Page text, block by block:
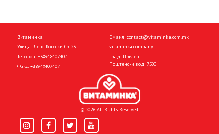
Витаминка
Улица: Леце Котески бр. 23
Телефон: +38948407407
Факс: +38948407407
Емаил: contact@vitaminka.com.mk
vitaminka.company
Град: Прилеп
Поштенски код: 7500
© 2026 All Rights Reserved